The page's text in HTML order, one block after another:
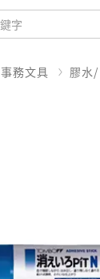
事務文具 膠水